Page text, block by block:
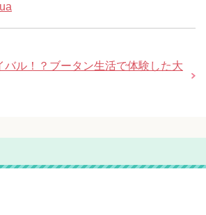
バル！？ブータン生活で体験した大